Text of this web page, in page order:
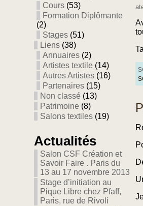
Cours (53)
Formation Diplômante
(2)
Stages (51)
Liens (38)
Annuaires (2)
Artistes textile (14)
Autres Artistes (16)
Partenaires (15)
Non classé (13)
Patrimoine (8)
Salons textiles (19)
Actualités
Salon CSF Création et
Savoir Faire . Paris du
13 au 17 novembre 2013
Stage d’initiation au
Pique Libre chez Pfaff,
Paris, rue de Rivoli